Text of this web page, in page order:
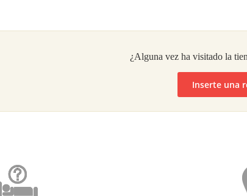
¿Alguna vez ha visitado la
Inserte una